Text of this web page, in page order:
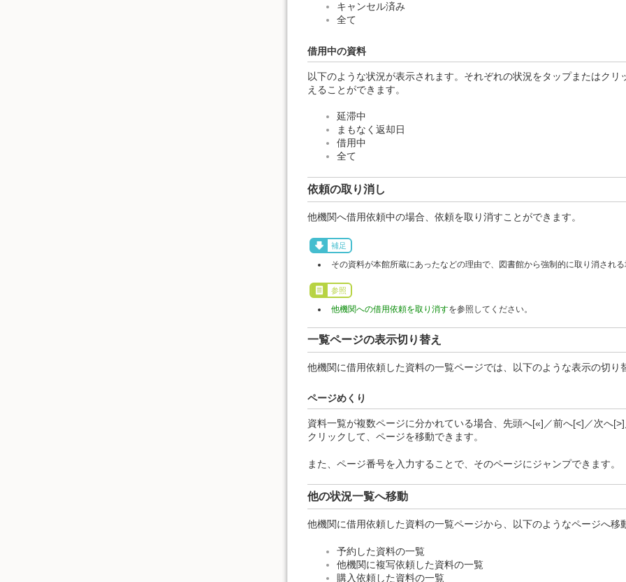
キャンセル済み
全て
借用中の資料
以下のような状況が表示されます。それぞれの状況をタップまたはク
えることができます。
延滞中
まもなく返却日
借用中
全て
依頼の取り消し
他機関へ借用依頼中の場合、依頼を取り消すことができます。
補足
その資料が本館所蔵にあったなどの理由で、図書館から強制的に取り消され
参照
他機関への借用依頼を取り消すを参照してください。
一覧ページの表示切り替え
他機関に借用依頼した資料の一覧ページでは、以下のような表示の切り
ページめくり
資料一覧が複数ページに分かれている場合、先頭へ[«]／前へ[<]／次へ
クリックして、ページを移動できます。
また、ページ番号を入力することで、そのページにジャンプできます。
他の状況一覧へ移動
他機関に借用依頼した資料の一覧ページから、以下のようなページへ移
予約した資料の一覧
他機関に複写依頼した資料の一覧
購入依頼した資料の一覧